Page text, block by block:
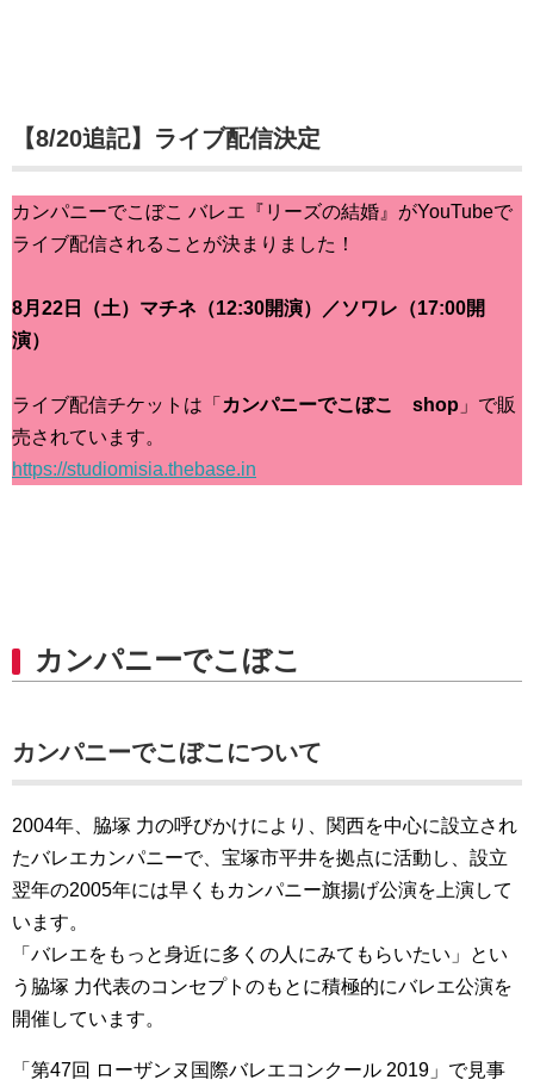
【8/20追記】ライブ配信決定
カンパニーでこぼこ バレエ『リーズの結婚』がYouTubeで
ライブ配信されることが決まりました！
8月22日（土）マチネ（12:30開演）／ソワレ（17:00開
演）
ライブ配信チケットは「 カンパニーでこぼこ shop 」で販
売されています。
https://studiomisia.thebase.in
カンパニーでこぼこ
カンパニーでこぼこについて
2004年、脇塚 力の呼びかけにより、関西を中心に設立され
たバレエカンパニーで、宝塚市平井を拠点に活動し、設立
翌年の2005年には早くもカンパニー旗揚げ公演を上演して
います。
「バレエをもっと身近に多くの人にみてもらいたい」とい
う脇塚 力代表のコンセプトのもとに積極的にバレエ公演を
開催しています。
「第47回 ローザンヌ国際バレエコンクール 2019」で見事